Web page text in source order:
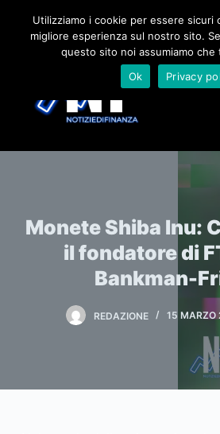
Monete Shiba Inu:
il fondatore di
Bankman-
REDAZIONE 15 MARZO
Utilizziamo i cookie per essere sicuri
migliore esperienza sul nostro sito.
questo sito noi assumiamo che
Ok
Privacy